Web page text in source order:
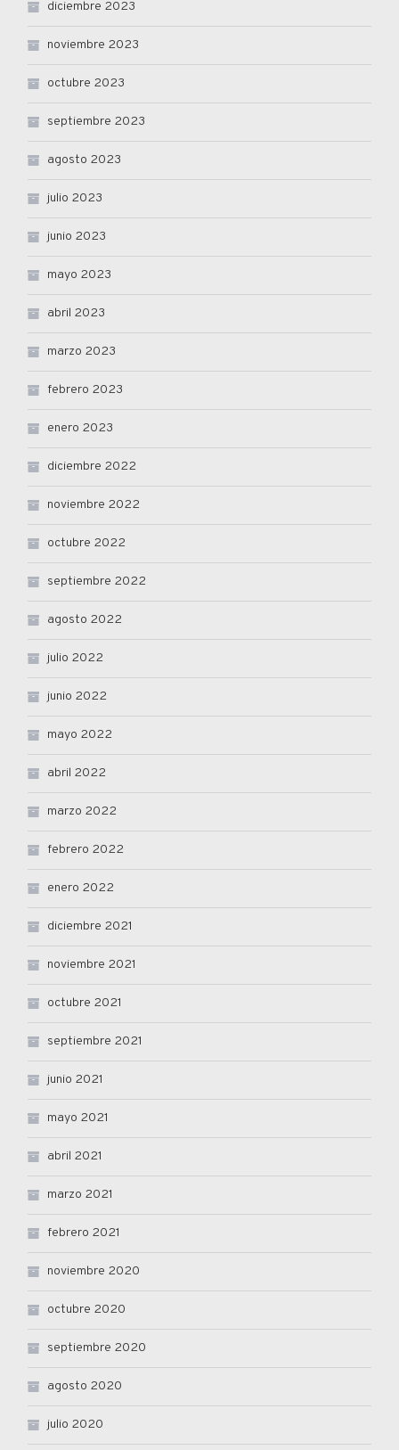
diciembre 2023
noviembre 2023
octubre 2023
septiembre 2023
agosto 2023
julio 2023
junio 2023
mayo 2023
abril 2023
marzo 2023
febrero 2023
enero 2023
diciembre 2022
noviembre 2022
octubre 2022
septiembre 2022
agosto 2022
julio 2022
junio 2022
mayo 2022
abril 2022
marzo 2022
febrero 2022
enero 2022
diciembre 2021
noviembre 2021
octubre 2021
septiembre 2021
junio 2021
mayo 2021
abril 2021
marzo 2021
febrero 2021
noviembre 2020
octubre 2020
septiembre 2020
agosto 2020
julio 2020